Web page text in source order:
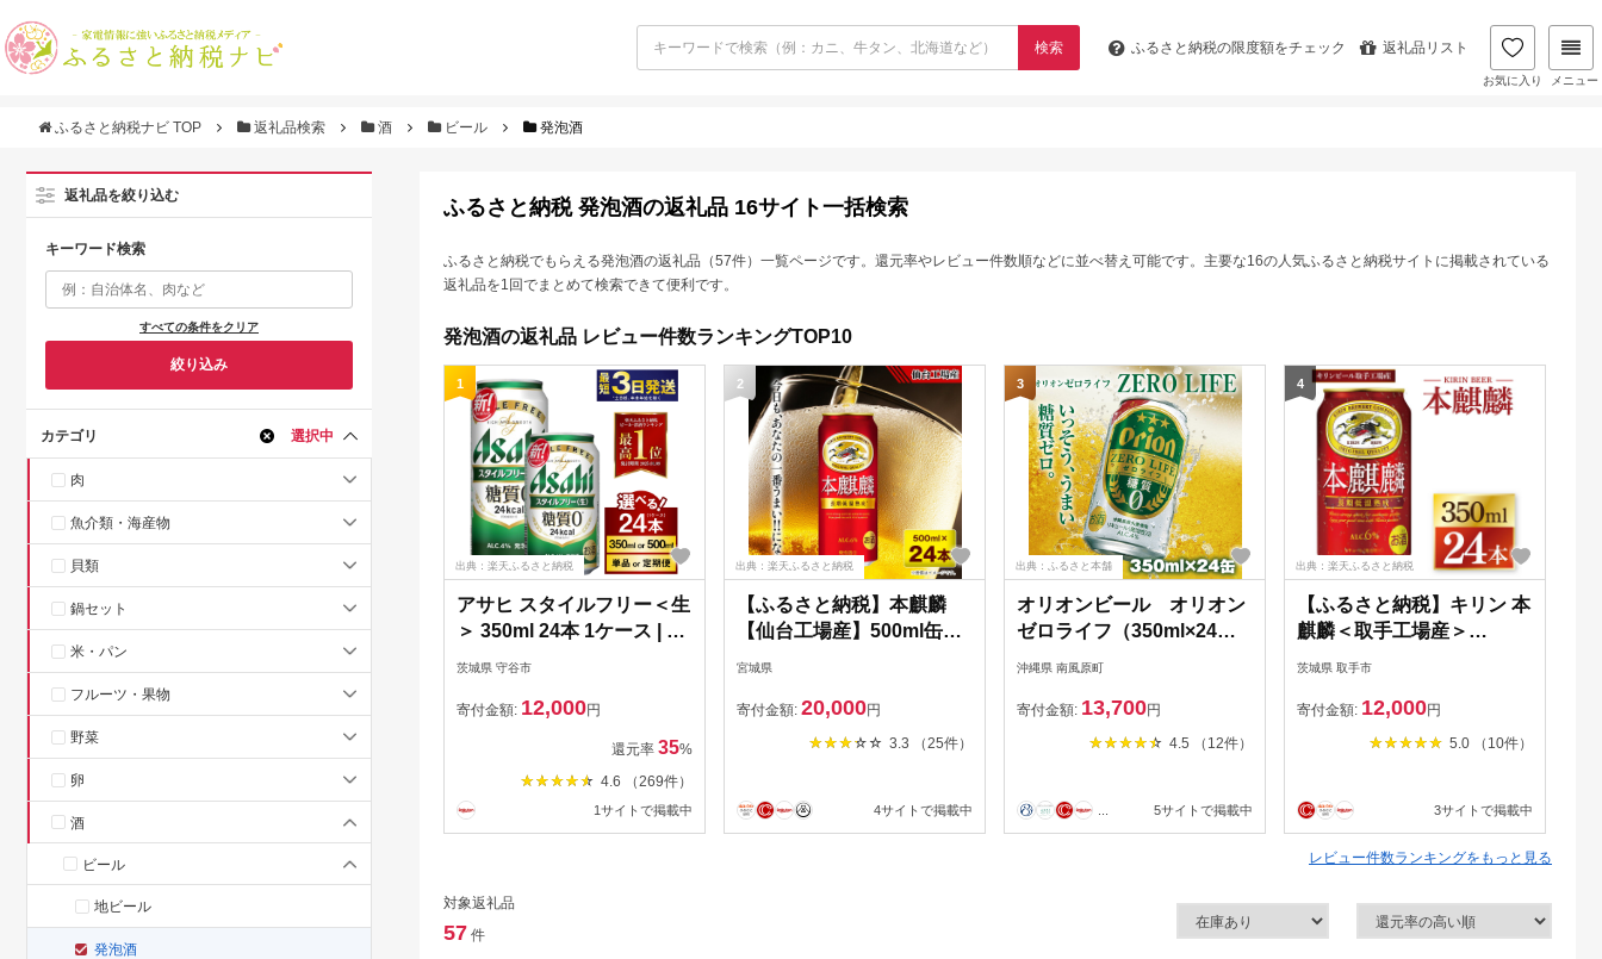
検索 ふるさと納税の限度額をチェック 返礼品リスト
お気に入り メニュー
ふるさと納税ナビ TOP 返礼品検索 酒 ビール 発泡酒
返礼品を絞り込む
キーワード検索
すべての条件をクリア
絞り込み
カテゴリ 選択中
肉
魚介類・海産物
貝類
鍋セット
米・パン
フルーツ・果物
野菜
卵
酒
ビール
地ビール
発泡酒
ふるさと納税 発泡酒の返礼品 16サイト一括検索
ふるさと納税でもらえる発泡酒の返礼品（57件）一覧ページです。還元率やレビュー件数順などに並べ替え可能です。主要な16の人気ふるさと納税サイトに掲載されている
返礼品を1回でまとめて検索できて便利です。
発泡酒の返礼品 レビュー件数ランキングTOP10
1
出典：楽天ふるさと納税
アサヒ スタイルフリー＜生
＞ 350ml 24本 1ケース | 最
短3日発送 ビール 発泡酒 酒
糖質 糖質制限 zero ゼロ
stylefree 24缶 1箱 缶ビー
ル 缶 ギフト 内祝い 茨城県
守谷市
茨城県 守谷市
寄付金額: 12,000円
還元率 35%
4.6 （269件）
1サイトで掲載中
2
出典：楽天ふるさと納税
【ふるさと納税】本麒麟
【仙台工場産】500ml缶
×24本【1412573】
宮城県
寄付金額: 20,000円
3.3 （25件）
4サイトで掲載中
3
出典：ふるさと本舗
オリオンビール オリオン
ゼロライフ（350ml×24
缶）
沖縄県 南風原町
寄付金額: 13,700円
4.5 （12件）
5サイトで掲載中
4
出典：楽天ふるさと納税
【ふるさと納税】キリン 本
麒麟＜取手工場産＞
350ml×24本|KIRIN 麒麟 発
（ZC057）
茨城県 取手市
寄付金額: 12,000円
5.0 （10件）
3サイトで掲載中
レビュー件数ランキングをもっと見る
対象返礼品
57 件